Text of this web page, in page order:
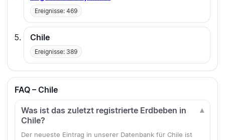
Ereignisse: 469
Chile
Ereignisse: 389
FAQ – Chile
Was ist das zuletzt registrierte Erdbeben in
Chile?
Der neueste Eintrag in unserer Datenbank für Chile ist